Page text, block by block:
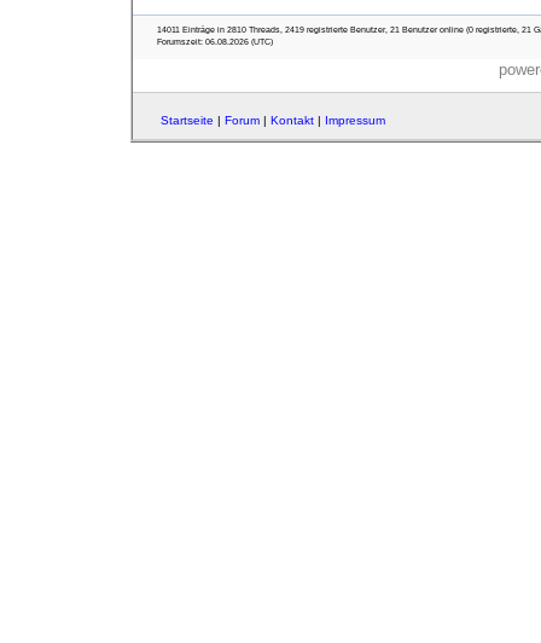
14011 Einträge in 2810 Threads, 2419 registrierte Benutzer, 21 Benutzer online (0 registrierte, 21
Forumszeit: 06.08.2026 (UTC)
Startseite | Forum| Kontakt| Impressum